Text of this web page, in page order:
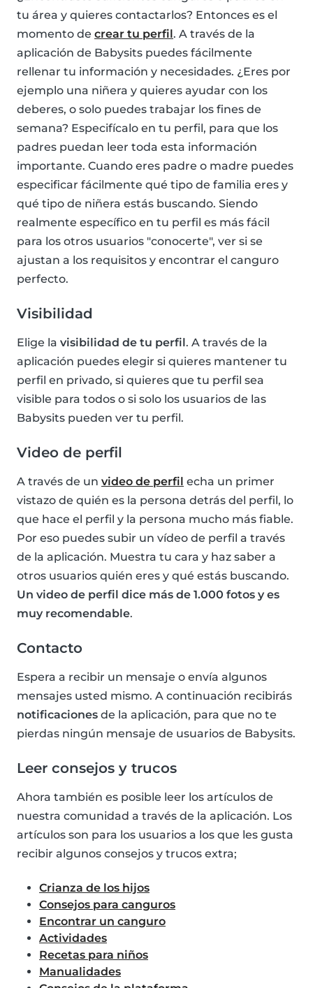
tu área y quieres contactarlos? Entonces es el
momento de crear tu perfil. A través de la
aplicación de Babysits puedes fácilmente
rellenar tu información y necesidades. ¿Eres por
ejemplo una niñera y quieres ayudar con los
deberes, o solo puedes trabajar los fines de
semana? Especifícalo en tu perfil, para que los
padres puedan leer toda esta información
importante. Cuando eres padre o madre puedes
especificar fácilmente qué tipo de familia eres y
qué tipo de niñera estás buscando. Siendo
realmente específico en tu perfil es más fácil
para los otros usuarios "conocerte", ver si se
ajustan a los requisitos y encontrar el canguro
perfecto.
Visibilidad
Elige la visibilidad de tu perfil. A través de la
aplicación puedes elegir si quieres mantener tu
perfil en privado, si quieres que tu perfil sea
visible para todos o si solo los usuarios de las
Babysits pueden ver tu perfil.
Video de perfil
A través de un video de perfil echa un primer
vistazo de quién es la persona detrás del perfil, lo
que hace el perfil y la persona mucho más fiable.
Por eso puedes subir un vídeo de perfil a través
de la aplicación. Muestra tu cara y haz saber a
otros usuarios quién eres y qué estás buscando.
Un video de perfil dice más de 1.000 fotos y es
muy recomendable.
Contacto
Espera a recibir un mensaje o envía algunos
mensajes usted mismo. A continuación recibirás
notificaciones de la aplicación, para que no te
pierdas ningún mensaje de usuarios de Babysits.
Leer consejos y trucos
Ahora también es posible leer los artículos de
nuestra comunidad a través de la aplicación. Los
artículos son para los usuarios a los que les gusta
recibir algunos consejos y trucos extra;
Crianza de los hijos
Consejos para canguros
Encontrar un canguro
Actividades
Recetas para niños
Manualidades